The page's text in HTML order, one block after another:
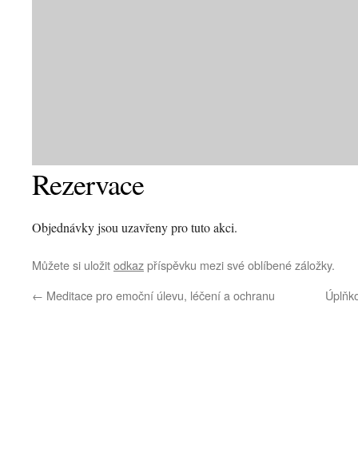
Rezervace
Objednávky jsou uzavřeny pro tuto akci.
Můžete si uložitodkazpříspěvku mezi své oblíbené záložky.
← Meditace pro emoční úlevu, léčení a ochranu